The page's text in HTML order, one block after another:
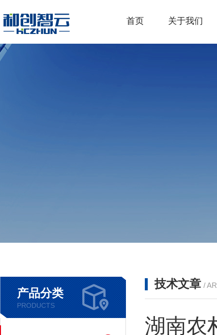
首页 关于我们
产品分类
PRODUCTS
技术文章 /
湖南农